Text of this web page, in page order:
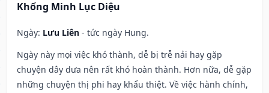
Khổng Minh Lục Diệu
Ngày: Lưu Liên - tức ngày Hung.
Ngày này mọi việc khó thành, dễ bị trễ nải hay gặp
chuyện dây dưa nên rất khó hoàn thành. Hơn nữa, dễ gặp
những chuyện thị phi hay khẩu thiệt. Về việc hành chính,